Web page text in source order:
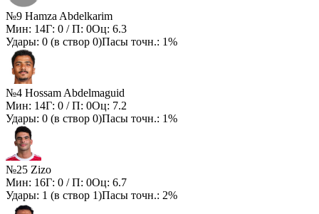
№9 Hamza Abdelkarim
Мин: 14Г: 0 / П: 0Оц: 6.3
Удары: 0 (в створ 0)Пасы точн.: 1%
№4 Hossam Abdelmaguid
Мин: 14Г: 0 / П: 0Оц: 7.2
Удары: 0 (в створ 0)Пасы точн.: 1%
№25 Zizo
Мин: 16Г: 0 / П: 0Оц: 6.7
Удары: 1 (в створ 1)Пасы точн.: 2%